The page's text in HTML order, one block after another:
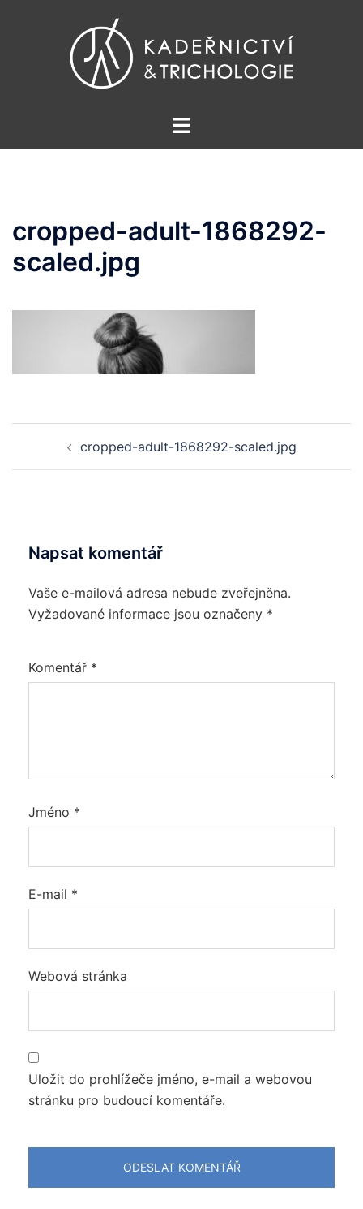
Toggle
cropped-adult-1868292-
scaled.jpg
navigationcropped-adult-1868292-scaled.jpg
Napsat komentář
Vaše e-mailová adresa nebude zveřejněna.
Vyžadované informace jsou označeny *
Komentář *
Jméno *
E-mail *
Webová stránka
Uložit do prohlížeče jméno, e-mail a webovou
stránku pro budoucí komentáře.